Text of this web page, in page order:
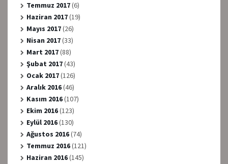
Temmuz 2017(6)
Haziran 2017(19)
Mayıs 2017(26)
Nisan 2017(33)
Mart 2017(88)
Şubat 2017(43)
Ocak 2017(126)
Aralık 2016(46)
Kasım 2016(107)
Ekim 2016(123)
Eylül 2016(130)
Ağustos 2016(74)
Temmuz 2016(121)
Haziran 2016(145)